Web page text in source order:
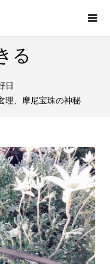
る
日
理、摩尼宝珠の神秘